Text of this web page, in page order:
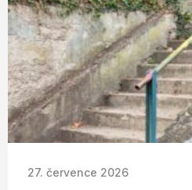
27. července 2026